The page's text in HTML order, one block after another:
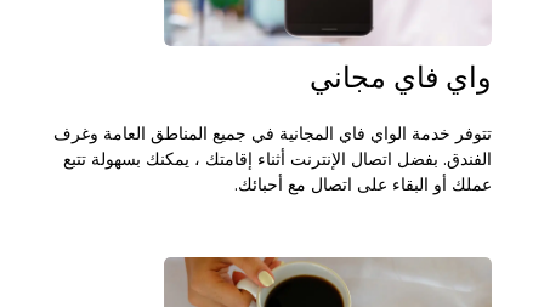
واي فاي مجاني
تتوفر خدمة الواي فاي المجانية في جميع المناطق العامة وغرف
الفندق. بفضل اتصال الإنترنت أثناء إقامتك ، يمكنك بسهولة تتبع
عملك أو البقاء على اتصال مع أحبائك.